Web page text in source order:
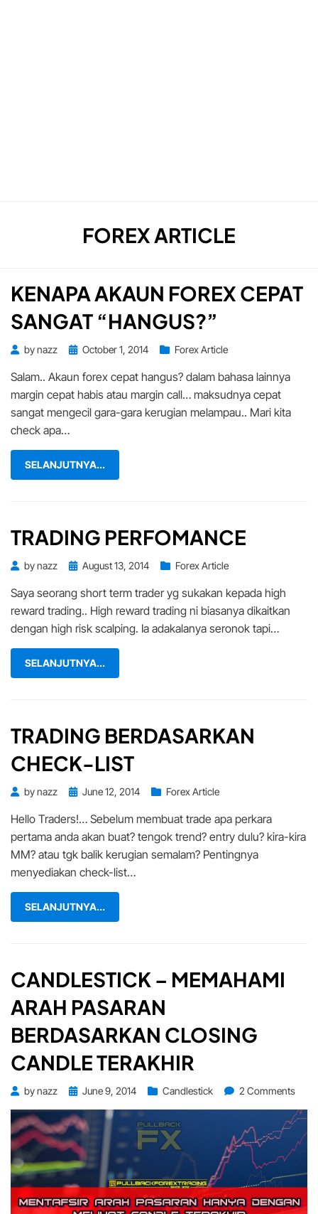
CATEGORY
:
FOREX ARTICLE
KENAPA AKAUN FOREX CEPAT
SANGAT “HANGUS?”
bynazz
PostedOctober 1, 2014 Forex Article
Salam.. Akaun forex cepat hangus? dalam bahasa lainnya
margin cepat habis atau margin call… maksudnya cepat
sangat mengecil gara-gara kerugian melampau.. Mari kita
check apa…
SELANJUTNYA...
TRADING PERFOMANCE
bynazz
PostedAugust 13, 2014 Forex Article
Saya seorang short term trader yg sukakan kepada high
reward trading.. High reward trading ni biasanya dikaitkan
dengan high risk scalping. Ia adakalanya seronok tapi…
SELANJUTNYA...
TRADING BERDASARKAN
CHECK-LIST
bynazz
PostedJune 12, 2014 Forex Article
Hello Traders!… Sebelum membuat trade apa perkara
pertama anda akan buat? tengok trend? entry dulu? kira-kira
MM? atau tgk balik kerugian semalam? Pentingnya
menyediakan check-list…
SELANJUTNYA...
CANDLESTICK – MEMAHAMI
ARAH PASARAN
BERDASARKAN CLOSING
CANDLE TERAKHIR
bynazz
PostedJune 9, 2014 Candlestick 2 Commentson
–
arah